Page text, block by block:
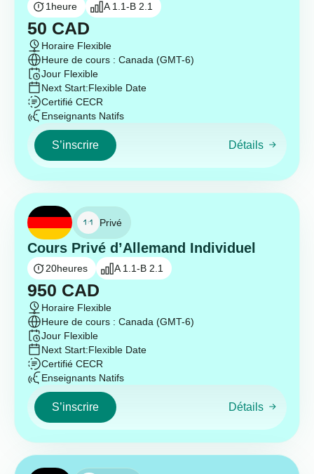
1 heure A 1.1-B 2.1
50 CAD
Horaire Flexible
Heure de cours : Canada (GMT-6)
Jour Flexible
Next Start:Flexible Date
Certifié CECR
Enseignants Natifs
S’inscrire Détails
Privé
Cours Privé d’Allemand Individuel
20heures A 1.1-B 2.1
950 CAD
Horaire Flexible
Heure de cours : Canada (GMT-6)
Jour Flexible
Next Start:Flexible Date
Certifié CECR
Enseignants Natifs
S’inscrire Détails